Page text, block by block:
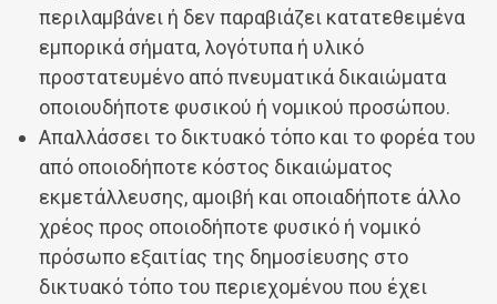
περιλαμβάνει ή δεν παραβιάζει κατατεθειμένα
εμπορικά σήματα, λογότυπα ή υλικό
προστατευμένο από πνευματικά δικαιώματα
οποιουδήποτε φυσικού ή νομικού προσώπου.
Απαλλάσσει το δικτυακό τόπο και το φορέα του
από οποιοδήποτε κόστος δικαιώματος
εκμετάλλευσης, αμοιβή και οποιαδήποτε άλλο
χρέος προς οποιοδήποτε φυσικό ή νομικό
πρόσωπο εξαιτίας της δημοσίευσης στο
δικτυακό τόπο του περιεχομένου που έχει